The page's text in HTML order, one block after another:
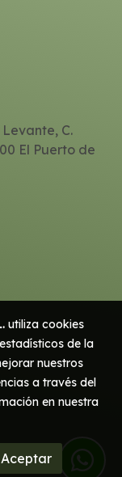
C.
El Puerto de
utiliza cookies
de la
nuestros
a través del
en nuestra
Aceptar